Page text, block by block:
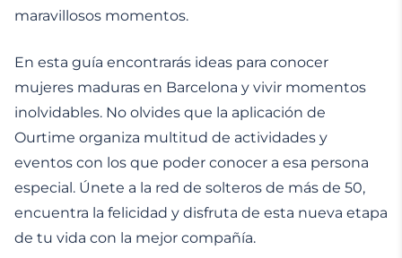
maravillosos momentos.
En esta guía encontrarás ideas para conocer
mujeres maduras en Barcelona y vivir momentos
inolvidables. No olvides que la aplicación de
Ourtime organiza multitud de actividades y
eventos con los que poder conocer a esa persona
especial. Únete a la red de solteros de más de 50,
encuentra la felicidad y disfruta de esta nueva etapa
de tu vida con la mejor compañía.